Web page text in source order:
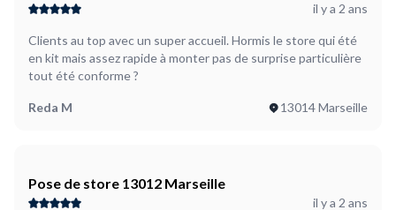
il y a 2 ans
Clients au top avec un super accueil. Hormis le store qui été
en kit mais assez rapide à monter pas de surprise particulière
tout été conforme ?
Reda M 13014 Marseille
Pose de store 13012 Marseille
il y a 2 ans